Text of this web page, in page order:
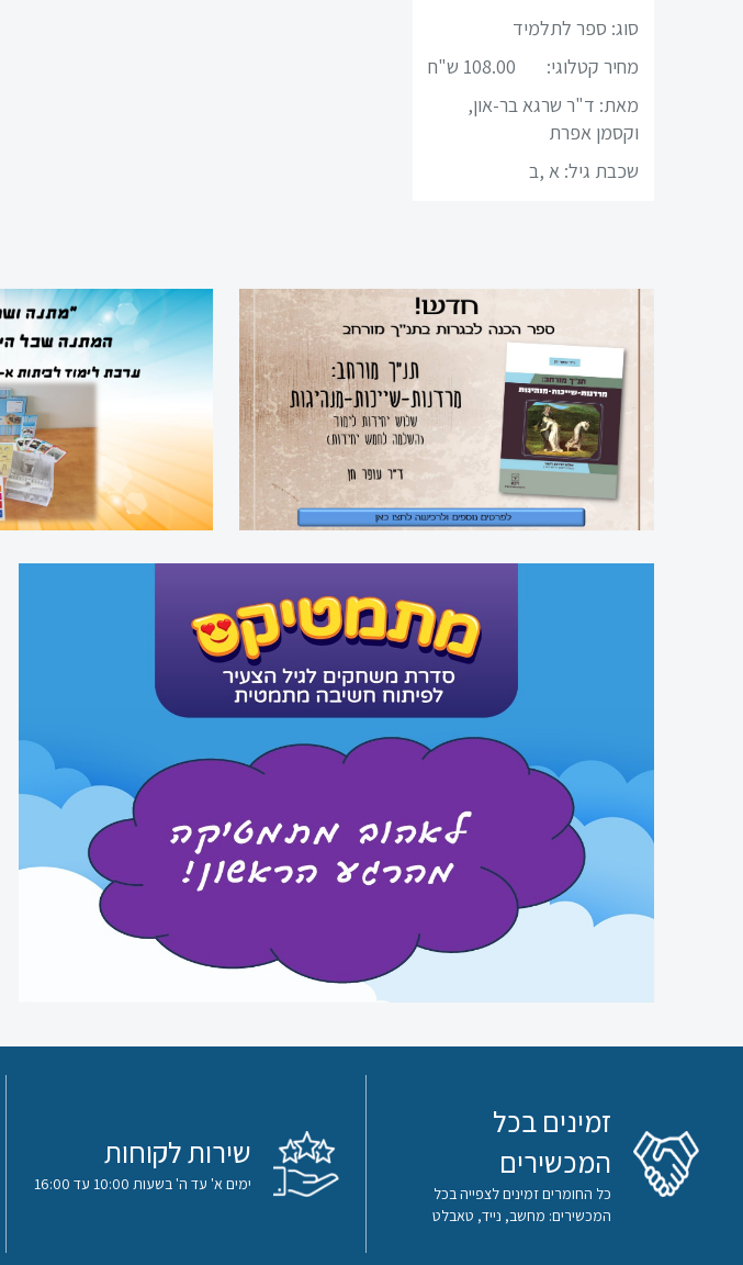
מיקודים
לשון
מדעים
ערבית
תנ”ך
מתמטיקה
גיאוגרפיה
פסיכולוגיה
מיצ"ב
סוציולוגיה
תיאטרון
עברית
למגזר
סוג: ספר לתלמיד
מחיר קטלוגי:
108.00 ש"ח
מאת: ד"ר שרגא בר-און,
וקסמן אפרת
שכבת גיל: א ,ב
זמינים בכל
המכשירים
כל החומרים זמינים לצפייה בכל
המכשירים: מחשב, נייד, טאבלט
שירות לקוחות
ימים א' עד ה' בשעות 10:00 עד 16:00